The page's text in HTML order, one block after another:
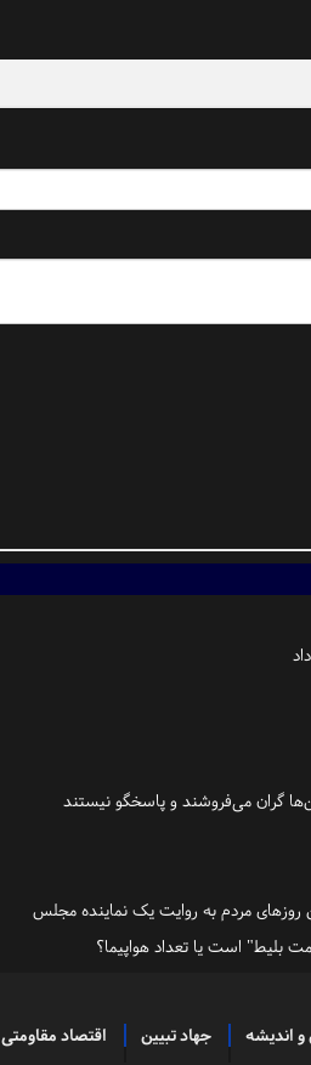
گران می‌فروشند و پاسخگو نیستند
بلیط" است یا تعداد هواپیما؟
و اندیشه جهاد تبیین اقتصاد مقاومتی